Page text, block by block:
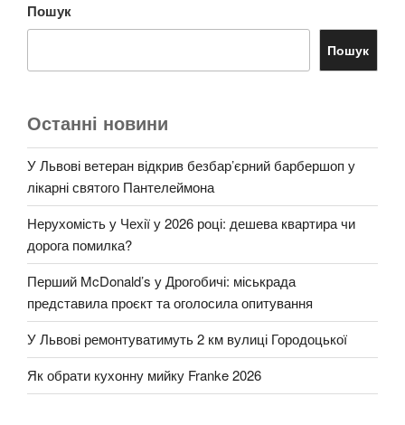
Пошук
Пошук
Останні новини
У Львові ветеран відкрив безбар’єрний барбершоп у
лікарні святого Пантелеймона
Нерухомість у Чехії у 2026 році: дешева квартира чи
дорога помилка?
Перший McDonald’s у Дрогобичі: міськрада
представила проєкт та оголосила опитування
У Львові ремонтуватимуть 2 км вулиці Городоцької
Як обрати кухонну мийку Franke 2026